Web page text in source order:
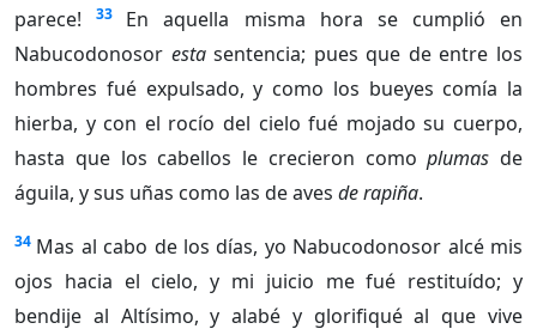
parece!
33
En aquella misma hora se cumplió en
Nabucodonosor estasentencia; pues que de entre los
hombres fué expulsado, y como los bueyes comía la
hierba, y con el rocío del cielo fué mojado su cuerpo,
hasta que los cabellos le crecieron comoplumas de
águila, y sus uñas como las de aves de rapiña.
34 Mas al cabo de los días, yo Nabucodonosor alcé mis
ojos hacia el cielo, y mi juicio me fué restituído; y
bendije al Altísimo, y alabé y glorifiqué al que vive